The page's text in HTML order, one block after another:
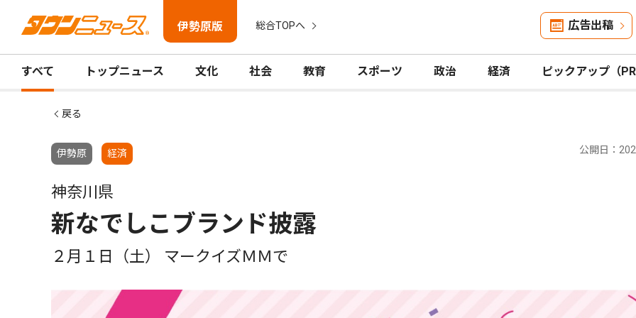
伊勢原版 総合TOPへ 広告出稿
すべて トップニュース 文化 社会 教育 スポーツ 政治 経済 ピックアップ（
戻る
伊勢原 経済 公開日：
神奈川県
新なでしこブランド披露
２月１日（土） マークイズＭＭで